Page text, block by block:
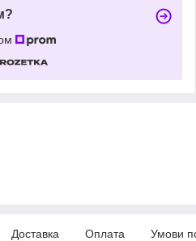
Доставка Оплата Умови